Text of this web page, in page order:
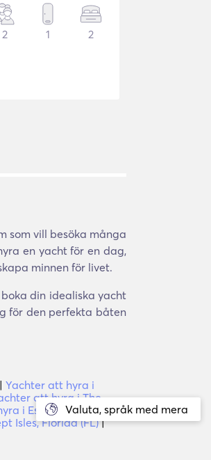
2 1 2
Valuta, språk med mera
som vill besöka många
en yacht för en dag,
minnen för livet.
din idealiska yacht
för den perfekta båten
| Yachter att hyra i
att hyra i The
i Estero Island,
Isles, Florida (FL)|